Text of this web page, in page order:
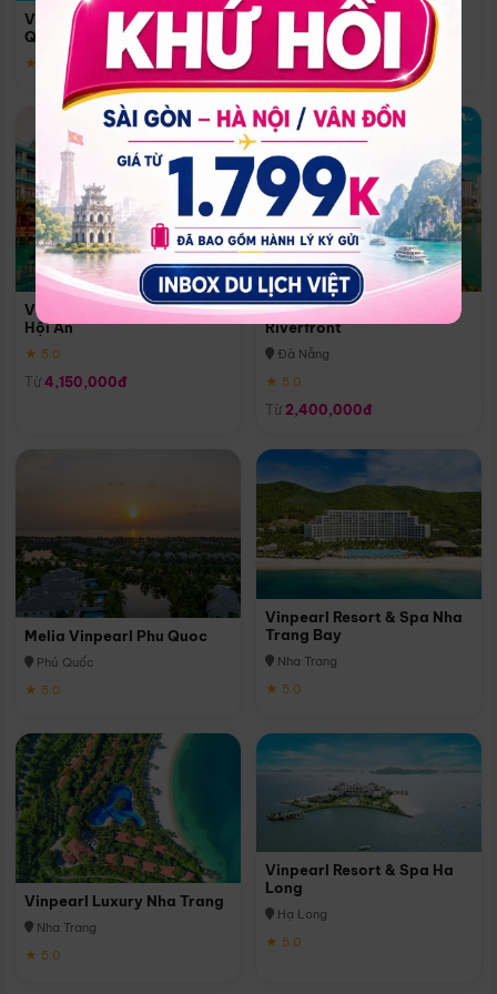
Vinpearl Resort & Spa Phu
Quoc
★ 5.0
Quoc
Phú Quốc
★ 5.0
Vinpearl Resort & Golf Nam
Hội An
★ 5.0
Từ 4,150,000đ
Melia Vinpearl Danang
Riverfront
Đà Nẵng
★ 5.0
Từ 2,400,000đ
Melia Vinpearl Phu Quoc
Phú Quốc
★ 5.0
Vinpearl Resort & Spa Nha
Trang Bay
Nha Trang
★ 5.0
Vinpearl Luxury Nha Trang
Nha Trang
★ 5.0
Vinpearl Resort & Spa Ha
Long
Hạ Long
★ 5.0